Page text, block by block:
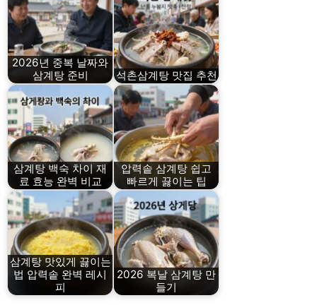
2026년 중복 날짜와
삼계탕 준비
석촌삼계탕 맛집 추천
삼계탕 백숙 차이 재
료 효능 완벽 비교
압력솥 삼계탕 쉽고
빠르게 끓이는 팁
삼계탕 맛있게 끓이는
법 압력솥 완벽 레시
피
2026 복날 삼계탕 만
들기